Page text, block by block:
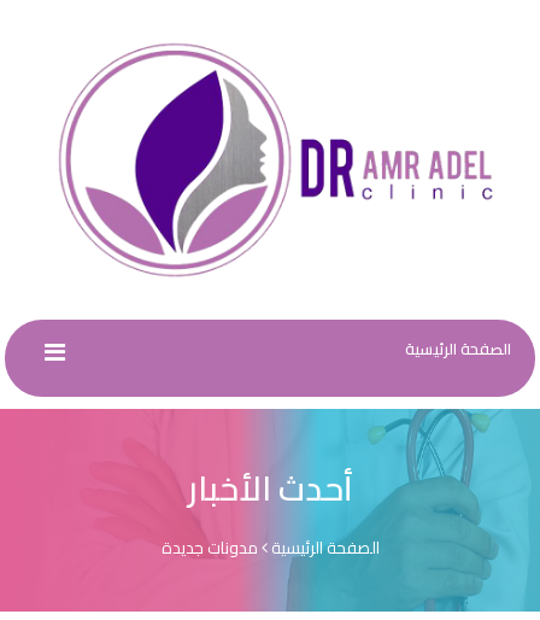
الصفحة الرئيسية
أحدث الأخبار
الصفحة الرئيسية مدونات جديدة